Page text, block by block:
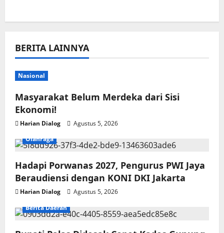
BERITA LAINNYA
Nasional
Masyarakat Belum Merdeka dari Sisi
Ekonomi!
Harian Dialog
Agustus 5, 2026
Olahraga
Hadapi Porwanas 2027, Pengurus PWI Jaya
Beraudiensi dengan KONI DKI Jakarta
Harian Dialog
Agustus 5, 2026
Berita Daerah